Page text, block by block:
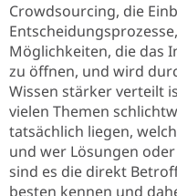
Crowdsourcing, die
Möglichkeiten, die das
zu öffnen, und wird
Wissen stärker verteilt
vielen Themen
tatsächlich liegen,
und wer Lösungen
sind es die direkt
besten kennen und